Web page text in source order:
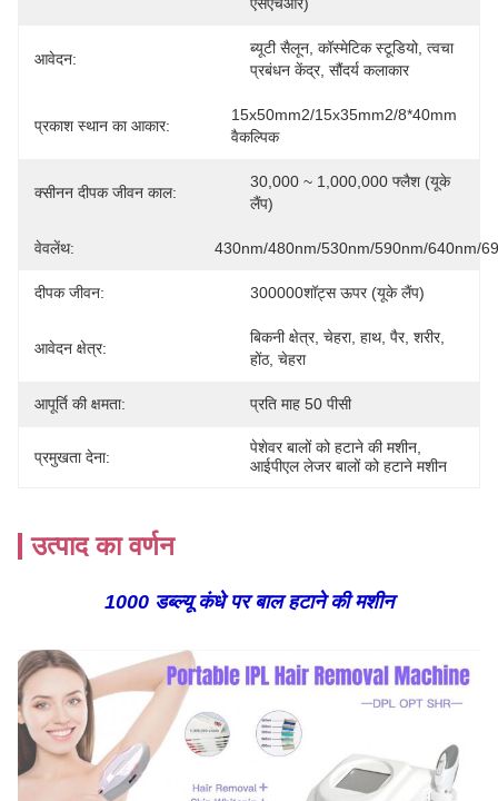
आवेदन:
ब्यूटी सैलून, कॉस्मेटिक स्टूडियो, त्वचा
प्रबंधन केंद्र, सौंदर्य कलाकार
प्रकाश स्थान का आकार:
15x50mm2/15x35mm2/8*40mm
वैकल्पिक
क्सीनन दीपक जीवन काल:
30,000 ~ 1,000,000 फ्लैश (यूके
लैंप)
वेवलेंथ: 430nm/480nm/530nm/590nm/640nm/
दीपक जीवन: 300000शॉट्स ऊपर (यूके लैंप)
आवेदन क्षेत्र:
बिकनी क्षेत्र, चेहरा, हाथ, पैर, शरीर,
होंठ, चेहरा
आपूर्ति की क्षमता: प्रति माह 50 पीसी
प्रमुखता देना:
पेशेवर बालों को हटाने की मशीन
आईपीएल लेजर बालों को हटाने मशीन
उत्पाद का वर्णन
1000 डब्ल्यू कंधे पर बाल हटाने की मशीन